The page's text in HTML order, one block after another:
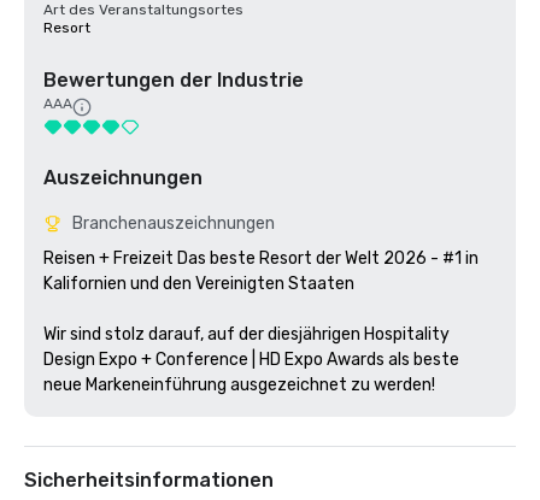
Art des Veranstaltungsortes
Resort
Bewertungen der Industrie
AAA
Auszeichnungen
Branchenauszeichnungen
Reisen + Freizeit Das beste Resort der Welt 2026 - #1 in
Kalifornien und den Vereinigten Staaten
Wir sind stolz darauf, auf der diesjährigen Hospitality
Design Expo + Conference | HD Expo Awards als beste
neue Markeneinführung ausgezeichnet zu werden!
Sicherheitsinformationen